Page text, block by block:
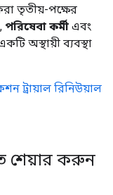
তৃতীয়-পক্ষের
, পরিষেবা কর্মী এবং
অস্থায়ী ব্যবস্থা
ট্রায়াল রিনিউয়াল
শেয়ার করুন